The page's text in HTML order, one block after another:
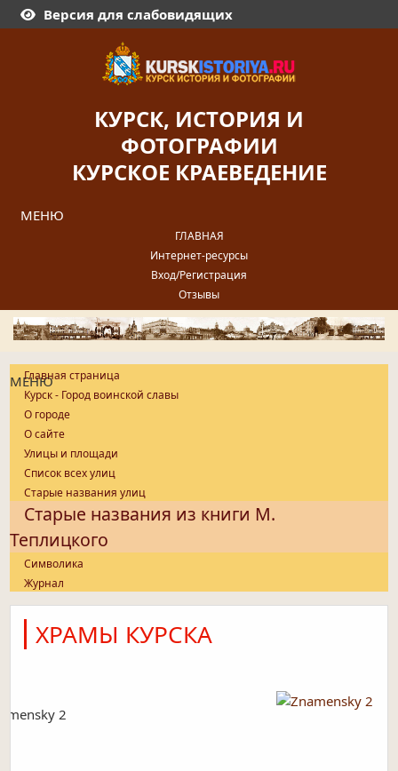
Версия для слабовидящих
КУРСК, ИСТОРИЯ И
ФОТОГРАФИИ
КУРСКОЕ КРАЕВЕДЕНИЕ
МЕНЮ
ГЛАВНАЯ
Интернет-ресурсы
Вход/Регистрация
Отзывы
МЕНЮ
Главная страница
Курск - Город воинской славы
О городе
О сайте
Улицы и площади
Список всех улиц
Старые названия улиц
Старые названия из книги М.
Теплицкого
Символика
Журнал
ХРАМЫ КУРСКА
2